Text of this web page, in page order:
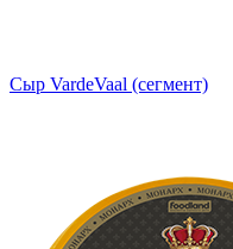
Сыр VardeVaal (сегмент)